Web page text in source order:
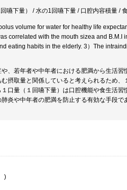
嚥下量） / 水の1回嚥下量 / 口腔内容積量 /
volume for water for healthy life
correlated with the mouth sizea and
eating habits in the elderly. 3）The
、若年者や中年者における肥満から生活
摂取量と関係していると考えられるため
口量（１回嚥下量）は口腔機能や食生活
炎や中年者の肥満を防止する有効な手段で
)